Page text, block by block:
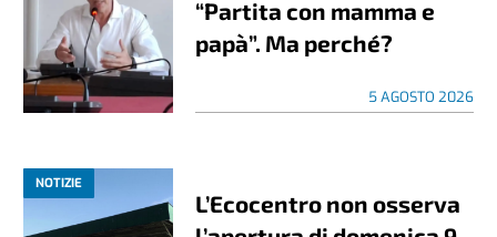
“Partita con mamma e
papà”. Ma perché?
5 AGOSTO 2026
NOTIZIE
L’Ecocentro non osserva